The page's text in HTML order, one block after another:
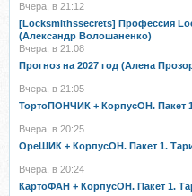
Вчера, в 21:12
[Locksmithssecrets] Профессия
(Александр Волошаненко)
Вчера, в 21:08
Прогноз на 2027 год (Алена
Вчера, в 21:05
ТортоПОНЧИК + КорпусОН. Пакет
Вчера, в 20:25
ОреШИК + КорпусОН. Пакет 1.
Вчера, в 20:24
КартоФАН + КорпусОН. Пакет 1.